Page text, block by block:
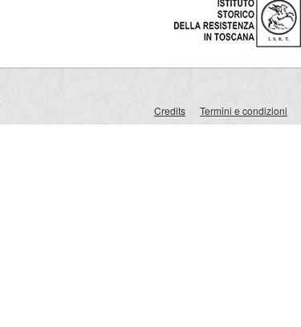
Credits Termini e condizioni